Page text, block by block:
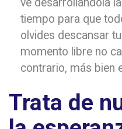
ve desarrollándola
tiempo para que
olvides descansar
momento libre no
contrario, más bien
Trata de